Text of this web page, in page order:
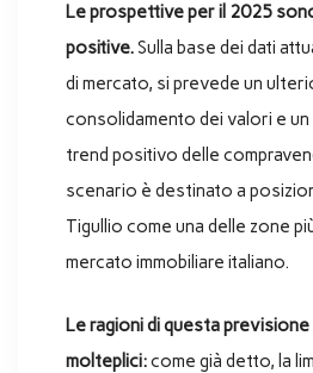
Le prospettive per il 2025
positive.Sulla base dei dati
di mercato, si prevede un
consolidamento dei valori e un
trend positivo delle
scenario è destinato a
Tigullio come una delle zone
mercato immobiliare italiano.
Le ragioni di questa
molteplici:come già detto, la